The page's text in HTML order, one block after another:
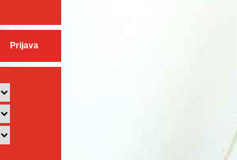
Prijava